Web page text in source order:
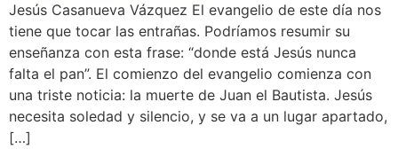
Jesús Casanueva Vázquez El evangelio de este día nos
tiene que tocar las entrañas. Podríamos resumir su
enseñanza con esta frase: “donde está Jesús nunca
falta el pan”. El comienzo del evangelio comienza con
una triste noticia: la muerte de Juan el Bautista. Jesús
necesita soledad y silencio, y se va a un lugar apartado,
[…]